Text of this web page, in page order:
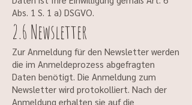
Abs. 1 S. 1 a) DSGVO.
2.6 Newsletter
Zur Anmeldung für den Newsletter werden
die im Anmeldeprozess abgefragten
Daten benötigt. Die Anmeldung zum
Newsletter wird protokolliert. Nach der
Anmeldung erhalten sie auf die